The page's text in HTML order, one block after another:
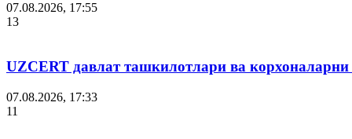
07.08.2026, 17:55
13
UZCERT давлат ташкилотлари ва
07.08.2026, 17:33
11